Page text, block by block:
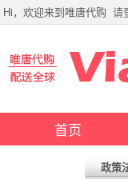
Hi，欢迎来到唯唐代购 请
首页
政策